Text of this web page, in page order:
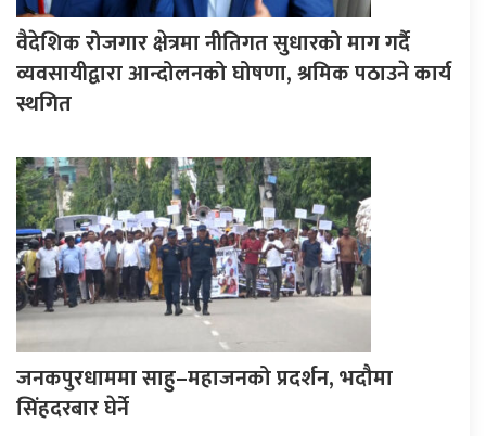
वैदेशिक रोजगार क्षेत्रमा नीतिगत सुधारको माग गर्दै
व्यवसायीद्वारा आन्दोलनको घोषणा, श्रमिक पठाउने कार्य
स्थगित
जनकपुरधाममा साहु–महाजनको प्रदर्शन, भदौमा
सिंहदरबार घेर्ने